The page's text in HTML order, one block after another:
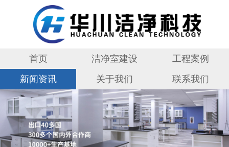
首页 洁净室建设
工程案例
新闻资讯
关于我们 联系我们